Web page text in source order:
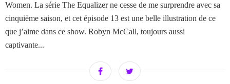
Women. La série The Equalizer ne cesse de me surprendre avec sa
cinquième saison, et cet épisode 13 est une belle illustration de ce
que j’aime dans ce show. Robyn McCall, toujours aussi
captivante...